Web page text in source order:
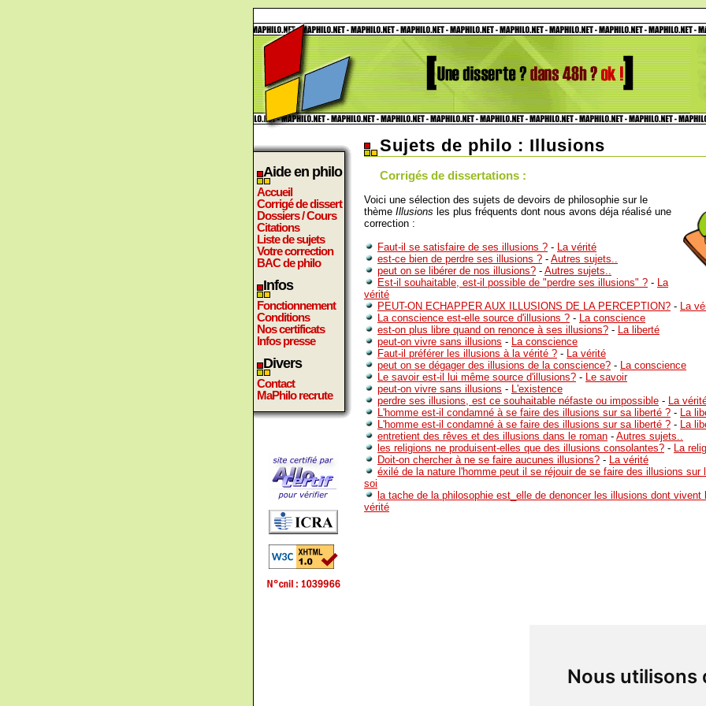
Nous utilisons
Aide en philo
Accueil
Corrigé de dissert
Dossiers / Cours
Citations
Liste de sujets
Votre correction
BAC de philo
Infos
Fonctionnement
Conditions
Nos certificats
Infos presse
Divers
Contact
MaPhilo recrute
Sujets de philo : Illusions
Corrigés de dissertations :
Voici une sélection des sujets de devoirs de philosophie sur le
thème Illusions les plus fréquents dont nous avons déja réalisé une
correction :
Faut-il se satisfaire de ses illusions ? -
La vérité
est-ce bien de perdre ses illusions ? - Autres sujets..
peut on se libérer de nos illusions? - Autres sujets..
Est-il souhaitable, est-il possible de "perdre ses illusions" ? -
La
vérité
PEUT-ON ECHAPPER AUX ILLUSIONS DE LA PERCEPTION? -
La
La conscience est-elle source d'illusions ? -
La conscience
est-on plus libre quand on renonce à ses illusions? -
La liberté
peut-on vivre sans illusions -
La conscience
Faut-il préférer les illusions à la vérité ? -
La vérité
peut on se dégager des illusions de la conscience? -
La conscience
Le savoir est-il lui même source d'illusions? -
Le savoir
peut-on vivre sans illusions -
L'existence
perdre ses illusions, est ce souhaitable néfaste ou impossible -
La
L'homme est-il condamné à se faire des illusions sur sa liberté ? -
La
L'homme est-il condamné à se faire des illusions sur sa liberté ? -
La
entretient des rêves et des illusions dans le roman - Autres sujets..
les religions ne produisent-elles que des illusions consolantes? -
La
Doit-on chercher à ne se faire aucunes illusions? -
La vérité
éxilé de la nature l'homme peut il se réjouir de se faire des illusions sur
soi
la tache de la philosophie est_elle de denoncer les illusions dont vivent
vérité